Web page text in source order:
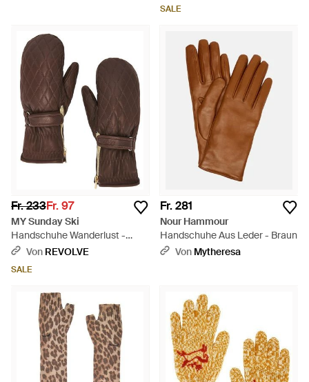
SALE
Fr. 233Fr. 97
MY Sunday Ski
Handschuhe Wanderlust -
Braun
Von REVOLVE
SALE
Fr. 281
Nour Hammour
Handschuhe Aus Leder - Braun
Von Mytheresa